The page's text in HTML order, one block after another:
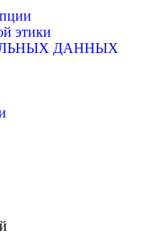
этики
ДАННЫХ